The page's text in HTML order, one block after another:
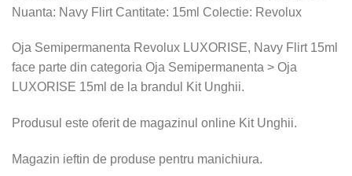
Nuanta: Navy Flirt Cantitate: 15ml Colectie: Revolux
Oja Semipermanenta Revolux LUXORISE, Navy Flirt 15ml
face parte din categoria Oja Semipermanenta > Oja
LUXORISE 15ml de la brandul Kit Unghii.
Produsul este oferit de magazinul online Kit Unghii.
Magazin ieftin de produse pentru manichiura.